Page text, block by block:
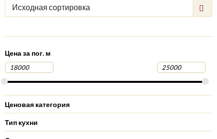
Исходная сортировка
Цена за пог. м
Ценовая категория
Тип кухни